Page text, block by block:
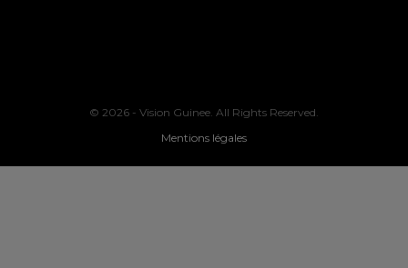
© 2026 - Vision Guinee. All Rights Reserved.
Mentions légales